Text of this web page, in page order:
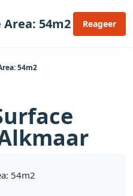
54m2 Reageer
54m2
54m2